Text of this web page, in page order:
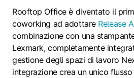
Rooftop Office è diventato il
coworking ad adottare Release
combinazione con una
Lexmark, completamente
gestione degli spazi di lavoro
integrazione crea un unico